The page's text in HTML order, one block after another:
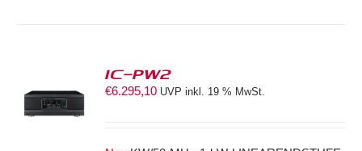
IC-PW2
€6.295,10 UVP inkl. 19 % MwSt.